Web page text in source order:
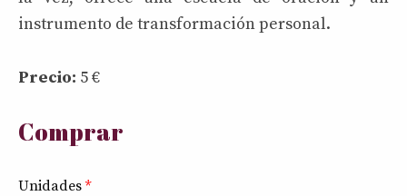
instrumento de transformación personal.
Precio: 5€
Comprar
Unidades *